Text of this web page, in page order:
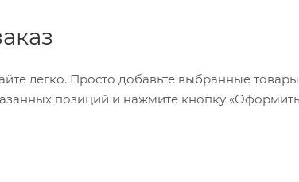
легко. Просто добавьте выбранные
позиций и нажмите кнопку